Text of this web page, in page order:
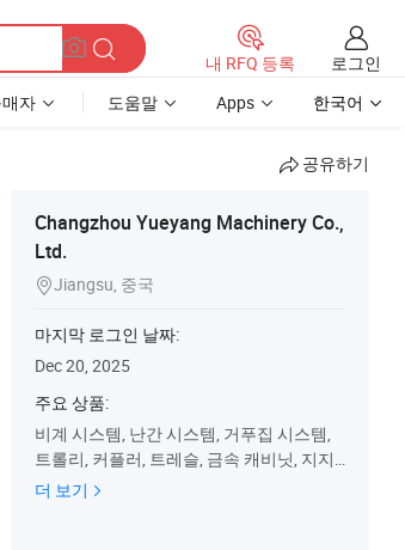
내 RFQ 등록
로그인
자 도움말 Apps 한국어
공유하기
Changzhou Yueyang Machinery Co.,
Ltd.
Jiangsu, 중국
마지막 로그인 날짜:
Dec 20, 2025
주요 상품:
비계 시스템, 난간 시스템, 거푸집 시스템,
트롤리, 커플러, 트레슬, 금속 캐비닛, 지지
대, 사다리, 강철 팔레트
더 보기